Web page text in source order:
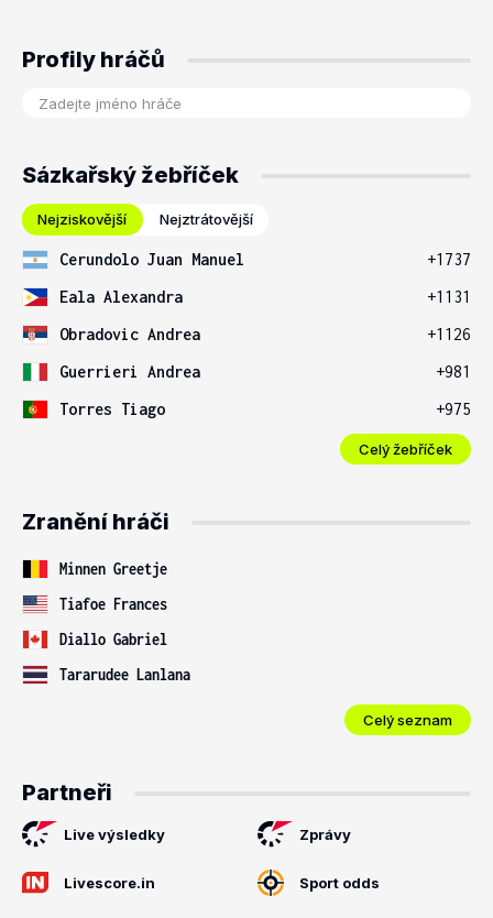
Profily hráčů
Sázkařský žebříček
Nejziskovější Nejztrátovější
Cerundolo Juan Manuel
+1737
Eala Alexandra
+1131
Obradovic Andrea
+1126
Guerrieri Andrea
+981
Torres Tiago
+975
Celý žebříček
Zranění hráči
Minnen Greetje
Tiafoe Frances
Diallo Gabriel
Tararudee Lanlana
Celý seznam
Partneři
Live výsledky Zprávy
Livescore.in Sport odds